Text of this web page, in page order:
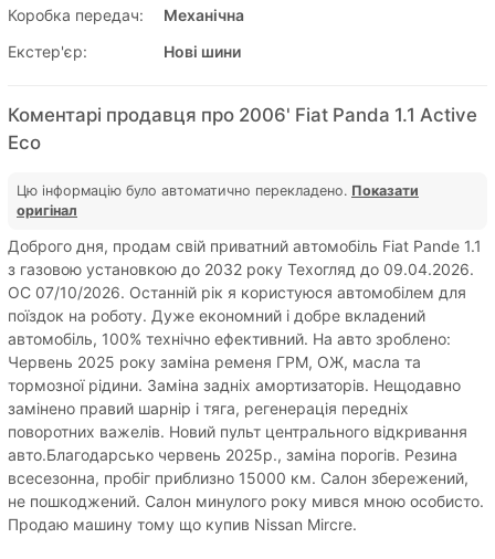
Коробка передач:
Механічна
Екстер'єр:
Нові шини
Коментарі продавця про 2006' Fiat Panda 1.1 Active
Eco
Цю інформацію було автоматично перекладено. Показати
оригінал
Доброго дня, продам свій приватний автомобіль Fiat Pande 1.1
з газовою установкою до 2032 року Техогляд до 09.04.2026.
OC 07/10/2026. Останній рік я користуюся автомобілем для
поїздок на роботу. Дуже економний і добре вкладений
автомобіль, 100% технічно ефективний. На авто зроблено:
Червень 2025 року заміна ременя ГРМ, ОЖ, масла та
тормозної рідини. Заміна задніх амортизаторів. Нещодавно
замінено правий шарнір і тяга, регенерація передніх
поворотних важелів. Новий пульт центрального відкривання
авто.Благодарсько червень 2025р., заміна порогів. Резина
всесезонна, пробіг приблизно 15000 км. Салон збережений,
не пошкоджений. Салон минулого року мився мною особисто.
Продаю машину тому що купив Nissan Mircre.